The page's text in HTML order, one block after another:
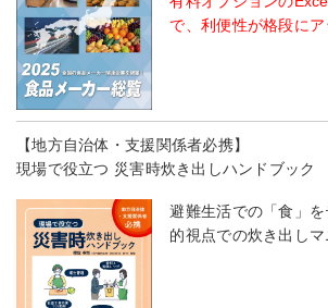
で、利便性が格段にア
【地方自治体・支援関係者必携】
現場で役立つ 災害時炊き出しハンドブック
避難生活での「食」
的視点での炊き出し